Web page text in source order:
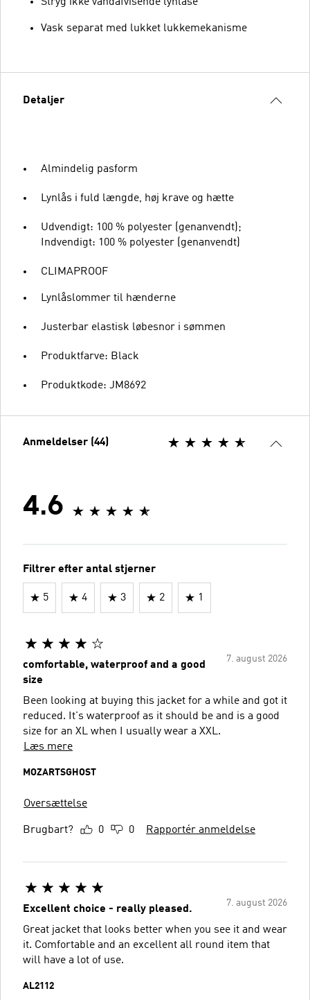
Vask separat med lukket lukkemekanisme
Detaljer
Almindelig pasform
Lynlås i fuld længde, høj krave og hætte
Udvendigt: 100 % polyester (genanvendt);
Indvendigt: 100 % polyester (genanvendt)
CLIMAPROOF
Lynlåslommer til hænderne
Justerbar elastisk løbesnor i sømmen
Produktfarve: Black
Produktkode: JM8692
Anmeldelser (44)
4.6
Filtrer efter antal stjerner
5 4 3 2 1
7. august 2026
comfortable, waterproof and a good
size
Been looking at buying this jacket for a while and got it
reduced. It's waterproof as it should be and is a good
size for an XL when I usually wear a XXL.
Læs mere
MOZARTSGHOST
Oversættelse
Brugbart? 0 0 Rapportér anmeldelse
7. august 2026
Excellent choice - really pleased.
Great jacket that looks better when you see it and wear
it. Comfortable and an excellent all round item that
will have a lot of use.
AL2112